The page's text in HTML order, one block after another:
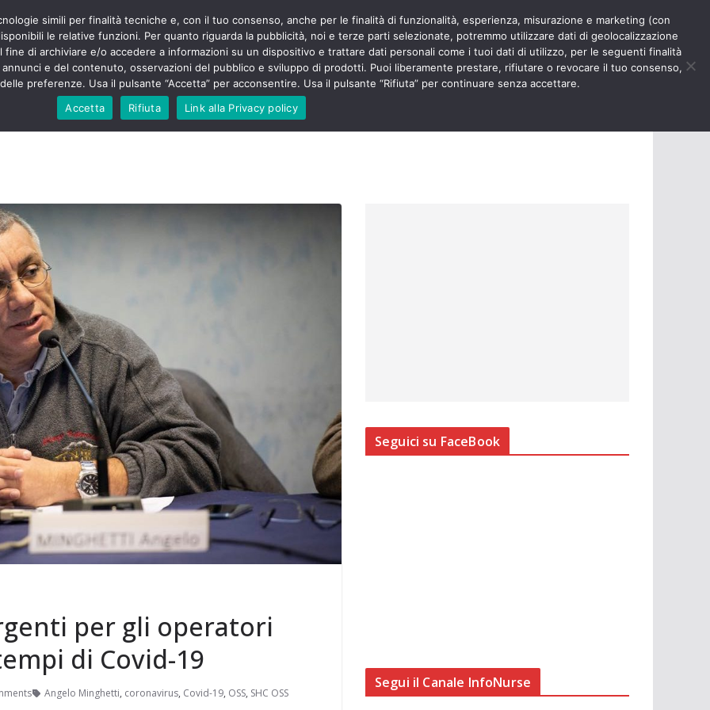
sono
senza
aggressioni
“tagli e
proclamato lo
Up contro
e
Up:
anche
POLITICA STUDENTI SALUTE COMUNICATI CURIOSITÀ NURSE TIMES
per gli operatori
di Covid-19
Angelo Minghetti, coronavirus, Covid-19, OSS, SHC OSS
Seguici su FaceBook
Segui il Canale InfoNurse
simili per finalità tecniche e, con il tuo consenso, anche per le finalità di funzionalità, esperienza, misurazione e marketing (con
le relative funzioni. Per quanto riguarda la pubblicità, noi e terze parti selezionate, potremmo utilizzare dati di geolocalizzazione
fine di archiviare e/o accedere a informazioni su un dispositivo e trattare dati personali come i tuoi dati di utilizzo, per le seguenti finalità
e del contenuto, osservazioni del pubblico e sviluppo di prodotti. Puoi liberamente prestare, rifiutare o revocare il tuo consenso,
preferenze. Usa il pulsante “Accetta” per acconsentire. Usa il pulsante “Rifiuta” per continuare senza accettare.
Accetta
Rifiuta Link alla Privacy policy